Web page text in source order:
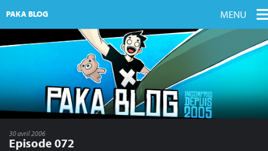
PAKA BLOG MENU
30 avril 2006
Episode 072